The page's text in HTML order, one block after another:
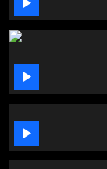
minutes,
53
seconds

